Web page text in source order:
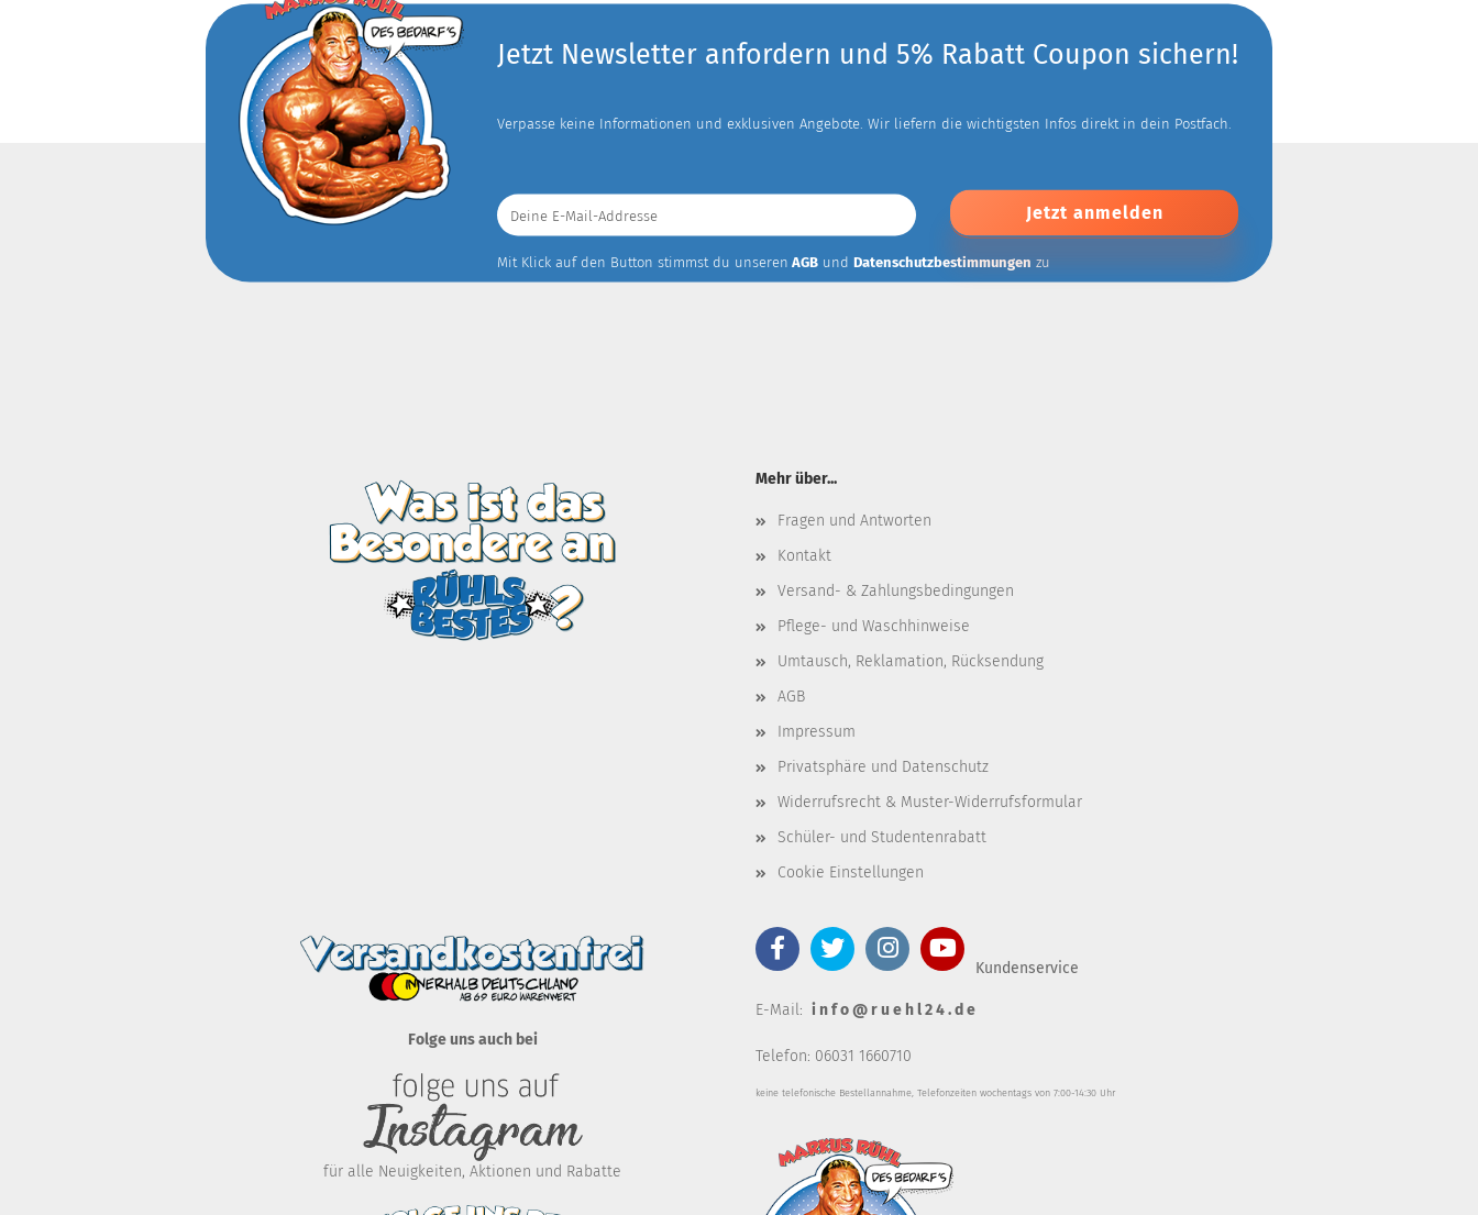
Jetzt Newsletter anfordern und 5% Rabatt Coupon sichern!
Verpasse keine Informationen und exklusiven Angebote. Wir liefern die wichtigsten Infos direkt in dein Postfach.
Deine
E-
Mail-
Addresse
Mit Klick auf den Button stimmst du unseren AGB und Datenschutzbestimmungen zu
Mehr über...
Fragen und Antworten
Kontakt
Versand- & Zahlungsbedingungen
Pflege- und Waschhinweise
Umtausch, Reklamation, Rücksendung
AGB
Impressum
Privatsphäre und Datenschutz
Widerrufsrecht & Muster-Widerrufsformular
Schüler- und Studentenrabatt
Cookie Einstellungen
Folge uns auch bei
für alle Neuigkeiten, Aktionen und Rabatte
Kundenservice
E-Mail: i n f o @ r u e h l 2 4 . d e
Telefon: 06031 1660710
keine telefonische Bestellannahme, Telefonzeiten wochentags von 7:00-14:30 Uhr